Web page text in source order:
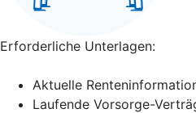
Erforderliche Unterlagen:
Aktuelle
Laufende Vorsorge-